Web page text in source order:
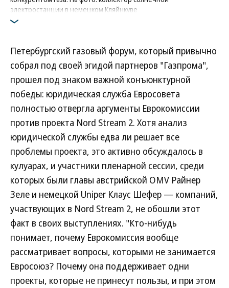
электростанции в немецком Кляйнкуве
Фото: DPA/ТАСС
Петербургский газовый форум, который привычно
собрал под своей эгидой партнеров "Газпрома",
прошел под знаком важной конъюнктурной
победы: юридическая служба Евросовета
полностью отвергла аргументы Еврокомиссии
против проекта Nord Stream 2. Хотя анализ
юридической службы едва ли решает все
проблемы проекта, это активно обсуждалось в
кулуарах, и участники пленарной сессии, среди
которых были главы австрийской OMV Райнер
Зеле и немецкой Uniper Клаус Шефер — компаний,
участвующих в Nord Stream 2, не обошли этот
факт в своих выступлениях. "Кто-нибудь
понимает, почему Еврокомиссия вообще
рассматривает вопросы, которыми не занимается
Евросоюз? Почему она поддерживает одни
проекты, которые не принесут пользы, и при этом